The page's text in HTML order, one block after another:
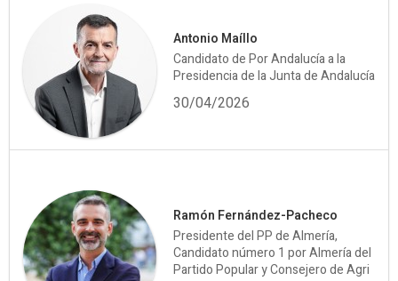
Antonio Maíllo
Candidato de Por Andalucía a la
Presidencia de la Junta de Andalucía
30/04/2026
Ramón Fernández-Pacheco
Presidente del PP de Almería,
Candidato número 1 por Almería del
Partido Popular y Consejero de Agri